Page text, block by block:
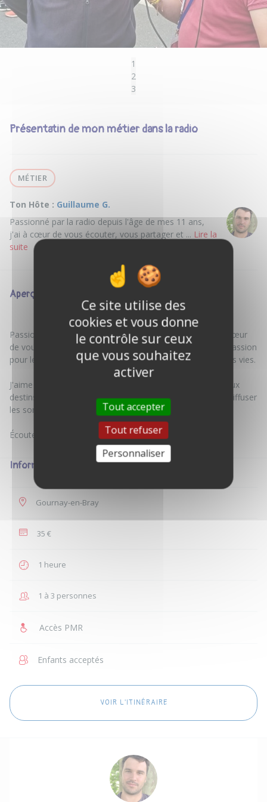
1
2
3
Présentatin de mon métier dans la radio
MÉTIER
Ton Hôte : Guillaume G.
Passionné par la radio depuis l'âge de mes 11 ans,
j'ai à cœur de vous écouter, vous partager et ... Lire la
suite
Aperçu
Passionné par la radio depuis l'âge de mes 11 ans, j'ai à cœur
de vous écouter, vous partager et vous transmettre ma passion
pour le son, les gens et les histoires extraordinaires de nos vies.
J'aime prendre du son, interviewer des gens incroyables aux
destins exceptionnels. A la radio, je suis en direct pour rediffuser
les sons que j'ai enregistré.
Informations
Gournay-en-Bray
35 €
1 heure
1 à 3 personnes
Accès PMR
Enfants acceptés
VOIR L'ITINÉRAIRE
Ce site utilise des
cookies et vous donne
le contrôle sur ceux
que vous souhaitez
activer
Tout accepter
Tout refuser
Personnaliser